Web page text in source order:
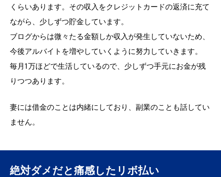
くらいあります。その収入をクレジットカードの返済に充て
ながら、少しずつ貯金しています。
ブログからは微々たる金額しか収入が発生していないため、
今後アルバイトを増やしていくように努力していきます。
毎月1万ほどで生活しているので、少しずつ手元にお金が残
りつつあります。
妻には借金のことは内緒にしており、副業のことも話してい
ません。
絶対ダメだと痛感したリボ払い